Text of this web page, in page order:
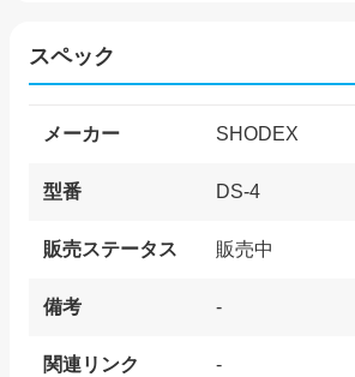
スペック
メーカー SHODEX
型番 DS-4
販売ステータス 販売中
備考 -
関連リンク -